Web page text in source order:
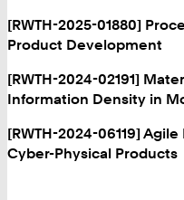
[RWTH-2025-01880]
Product Development
[RWTH-2024-02191]
Information Density in
[RWTH-2024-06119]
Cyber-Physical Products